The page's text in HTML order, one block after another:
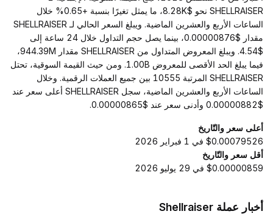
SHELLRAISER نحو $8.28K، ما يمثل تغيرًا بنسبة +0.65% خلال
الساعات الأربع والعشرين الماضية. ويبلغ السعر الحالي لـ SHELLRAISER
مقدار $0.00000876، بينما يصل حجم التداول خلال 24 ساعة إلى
$4.54. ويبلغ المعروض المتداول من SHELLRAISER مقدار 944.39M،
فيما يبلغ الحد الأقصى للمعروض 1.00B. ومن حيث القيمة السوقية، تحتل
SHELLRAISER المرتبة 10555 بين جميع العملات الرقمية. وخلال
الساعات الأربع والعشرين الماضية، سجل SHELLRAISER أعلى سعر عند
$0.00000882 وأدنى سعر عند $0.00000865.
أعلى سعر والتّاريخ
$0.00079526 في 1 فبراير 2026
أقل سعر والتّاريخ
$0.00000859 في 29 يوليو 2026
أخبار عملة Shellraiser